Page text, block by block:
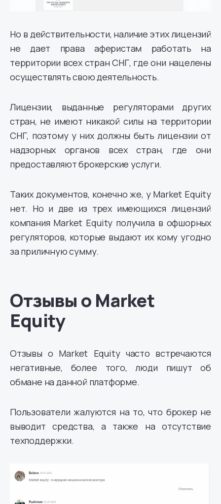
Но в действительности, наличие этих лицензий
не дает права аферистам работать на
территории всех стран СНГ, где они нацелены
осуществлять свою деятельность.
Лицензии, выданные регуляторами других
стран, не имеют никакой силы на территории
СНГ, поэтому у них должны быть лицензии от
надзорных органов всех стран, где они
предоставляют брокерские услуги.
Таких документов, конечно же, у Market Equity
нет. Но и две из трех имеющихся лицензий
компания Market Equity получила в офшорных
регуляторов, которые выдают их кому угодно
за приличную сумму.
Отзывы о Market
Equity
Отзывы о Market Equity часто встречаются
негативные, более того, люди пишут об
обмане на данной платформе.
Пользователи жалуются на то, что брокер не
выводит средства, а также на отсутствие
техподдержки.